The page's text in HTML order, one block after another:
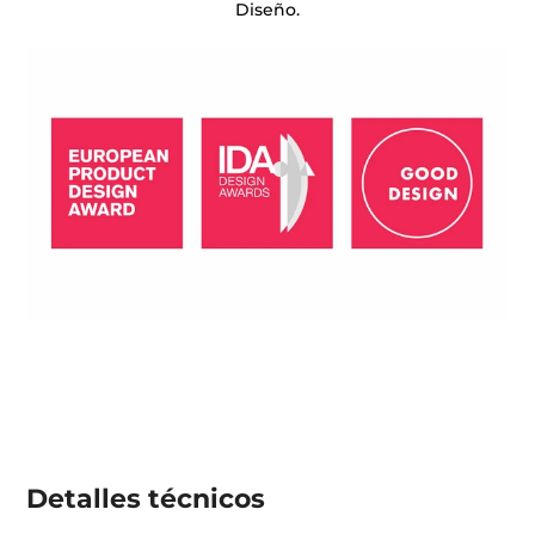
Diseño.
Detalles técnicos